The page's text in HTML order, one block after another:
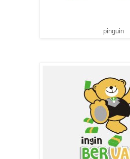
pinguin